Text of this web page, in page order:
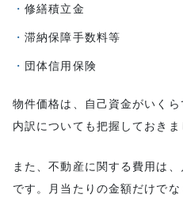
修繕積立金
滞納保障手数料等
団体信用保険
物件価格は、自己資金がいくら
内訳についても把握しておきま
また、不動産に関する費用は
です。月当たりの金額だけで